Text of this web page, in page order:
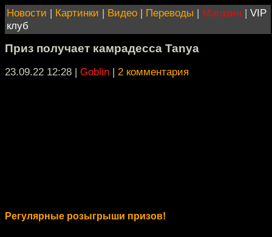
Новости | Картинки | Видео | Переводы | Магазин | VIP
клуб
Приз получает камрадесса Tanya
23.09.22 12:28 | Goblin | 2 комментария
Регулярные розыгрыши призов!